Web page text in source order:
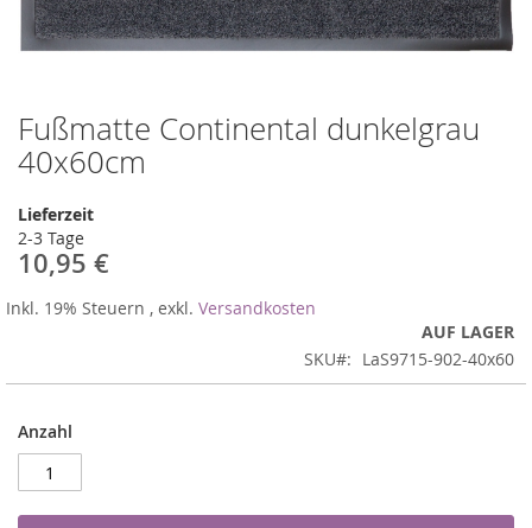
Fußmatte Continental dunkelgrau
40x60cm
Lieferzeit
2-3 Tage
10,95 €
Inkl. 19% Steuern , exkl. Versandkosten
AUF LAGER
SKU
LaS9715-902-40x60
Anzahl
Zum
Anfang
der
springen